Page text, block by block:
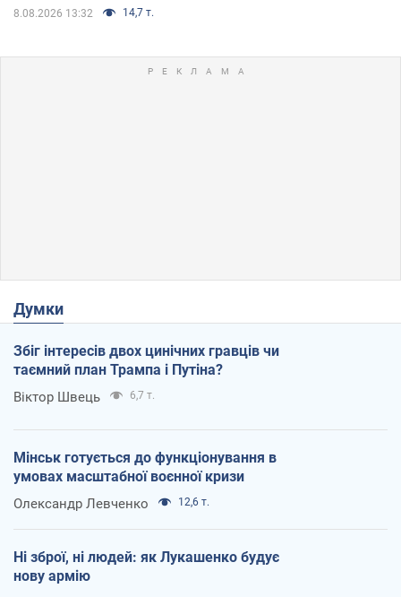
8.08.2026 13:32 14,7 т.
Думки
Збіг інтересів двох цинічних гравців чи
таємний план Трампа і Путіна?
Віктор Швець 6,7 т.
Мінськ готується до функціонування в
умовах масштабної воєнної кризи
Олександр Левченко 12,6 т.
Ні зброї, ні людей: як Лукашенко будує
нову армію